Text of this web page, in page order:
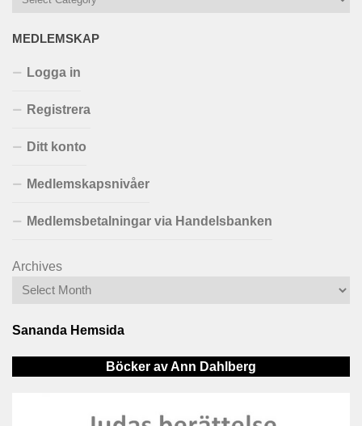
MEDLEMSKAP
Logga in
Registrera
Ditt konto
Medlemskapsnivåer
Medlemsbetalningar via Handelsbanken
Archives
Sananda Hemsida
Böcker av Ann Dahlberg